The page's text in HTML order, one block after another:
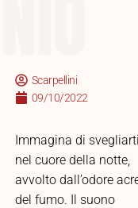
Scarpellini
09/10/2022
Immagina di svegliarti
nel cuore della notte,
avvolto dall’odore
del fumo. Il suono